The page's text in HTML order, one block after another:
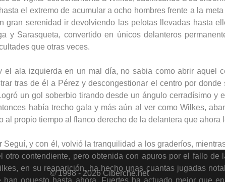
el extremo de acumular a ocho hombres frente a la
gran serenidad ir devolviendo las pelotas llevadas hasta
y Sarasqueta, convertido en únicos delanteros
que otras veces.
el ala izquierda en un mal día, no sabia como abrir aquel
tras de él a Pérez y descongestionar el centro por
un gol soberbio tirando desde un ángulo cerradísimo y
había trecho gala y más aún al ver como Wilkes,
al propio tiempo al flanco derecho de la delantera que ahora
y con él, volvió la tranquilidad a los graderíos,
contendiente, pero obtenida con apuros por el fallo
en su reaparición, ha hecho unas cuantas jugadas
opuesto hasta ahora. Fuertes ha actuado mejor que
© 1998 - 2026 Ciberche.net